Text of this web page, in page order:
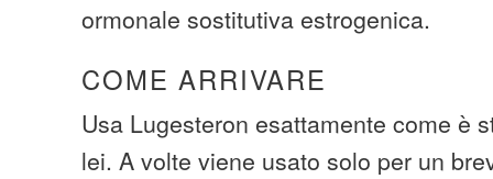
ormonale sostitutiva estrogenica.
COME ARRIVARE
Usa Lugesteron esattamente come è
lei. A volte viene usato solo per un